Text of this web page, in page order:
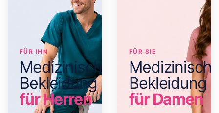
FÜR IHN
Medizinische
Bekleidung
für Herren
FÜR SIE
Bekleidung
für Damen